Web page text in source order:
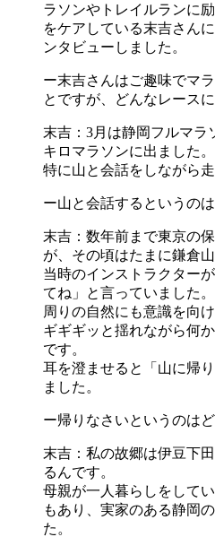
ラソンやトレイルランに
をケアしている末吉さん
ンタビューしました。
ー末吉さんはご趣味でマ
とですが、どんなレース
末吉：3月は静岡フルマラ
キロマラソンに出ました。
特に山と会話をしながら
ー山と会話するというの
末吉：数年前まで東京の
が、その頃はたまに鎌倉
当時のインストラクター
てね」と言っていました。
周りの自然にも意識を向
ギギギッと揺れながら何
です。
耳を澄ませると「山に帰
ました。
ー帰りなさいというのは
末吉：私の故郷は伊豆下
るんです。
母親が一人暮らしをして
もあり、実家のある静岡
た。